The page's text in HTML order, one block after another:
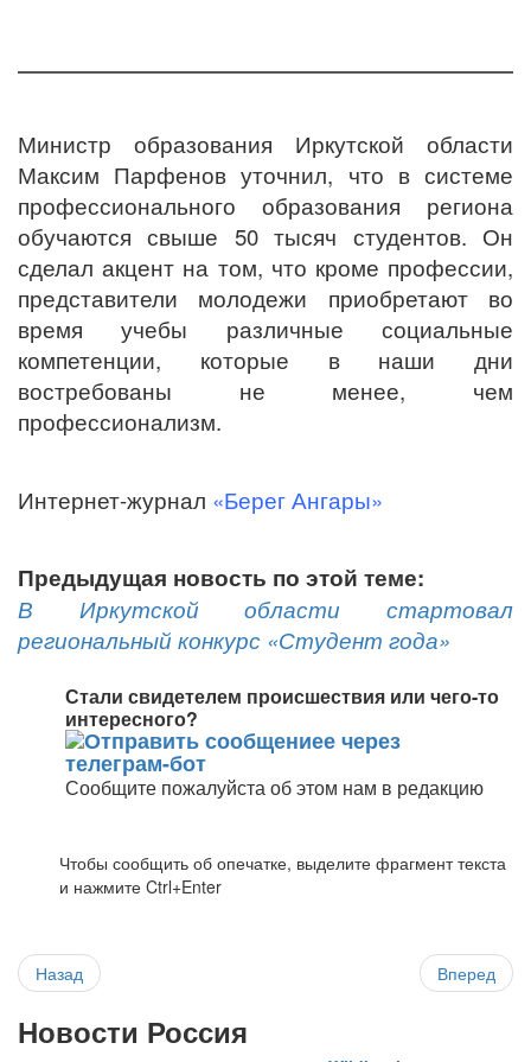
Министр образования Иркутской области
Максим Парфенов уточнил, что в системе
профессионального образования региона
обучаются свыше 50 тысяч студентов. Он
сделал акцент на том, что кроме профессии,
представители молодежи приобретают во
время учебы различные социальные
компетенции, которые в наши дни
востребованы не менее, чем
профессионализм.
Интернет-журнал «Берег Ангары»
Предыдущая новость по этой теме:
В Иркутской области стартовал
региональный конкурс «Студент года»
Стали свидетелем происшествия или чего-то
интересного?
Сообщите пожалуйста об этом нам в редакцию
Чтобы сообщить об опечатке, выделите фрагмент текста
и нажмите Ctrl+Enter
Назад Вперед
Новости Россия